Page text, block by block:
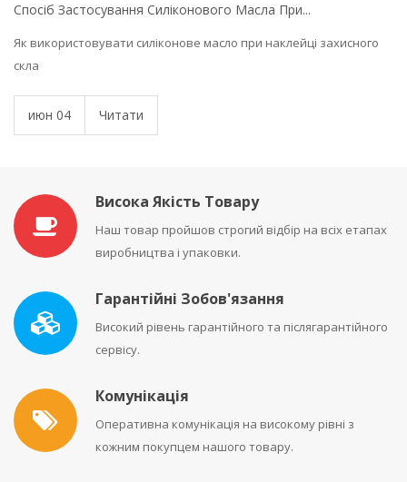
Спосіб Застосування Силіконового Масла При...
Як використовувати силіконове масло при наклейці захисного
скла
июн 04 Читати
Висока Якість Товару
Наш товар пройшов строгий відбір на всіх етапах
виробництва і упаковки.
Гарантійні Зобов'язання
Високий рівень гарантійного та післягарантійного
сервісу.
Комунікація
Оперативна комунікація на високому рівні з
кожним покупцем нашого товару.